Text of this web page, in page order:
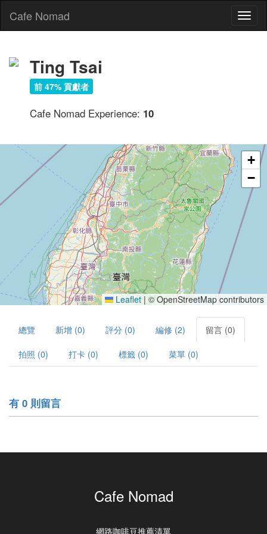
Cafe Nomad
Ting Tsai
前 47% 貢獻者
Cafe Nomad Experience: 10
+
−
Leaflet |© OpenStreetMap contributors
總覽 新增 (0) 評分 (0) 編修 (2) 留言 (0)
拍照 (0) 打卡 (0) 標籤 (0) 菜單 (0)
有 0 則留言
Cafe Nomad
網路咖啡豆推薦清單